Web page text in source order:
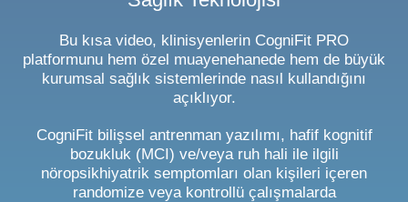
Bu kısa video, klinisyenlerin CogniFit PRO
platformunu hem özel muayenehanede hem de büyük
kurumsal sağlık sistemlerinde nasıl kullandığını
açıklıyor.
CogniFit bilişsel antrenman yazılımı, hafif kognitif
bozukluk (MCI) ve/veya ruh hali ile ilgili
nöropsikhiyatrik semptomları olan kişileri içeren
randomize veya kontrollü çalışmalarda